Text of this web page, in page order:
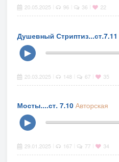
20.05.2025 96 36 22
Душевный Стриптиз...ст.7.11
▶
20.03.2025 148 67 35
Мосты....ст. 7.10 Авторская
▶
29.01.2025 167 77 34